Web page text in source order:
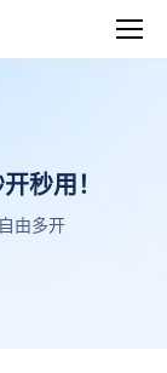
秒用！
由多开